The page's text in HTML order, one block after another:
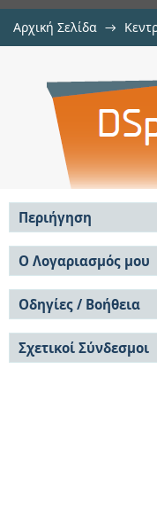
Αρχική Σελίδα →
Ανάπτυξη,
ακτινικής
Περιήγηση
Σε όλο το DSpace
Κοινότητες &
Ανά Ημερομηνία
Έκδοσης
Συγγραφείς
Τίτλοι
Θέματα
Ο Λογαριασμός μου
Σύνδεση
Εγγραφή
Οδηγίες / Βοήθεια
Οδηγίες Υποβολής
Οδηγίες Χρήσης ΙΑ
Συχνές Ερωτήσεις
Σχετικοί Σύνδεσμοι